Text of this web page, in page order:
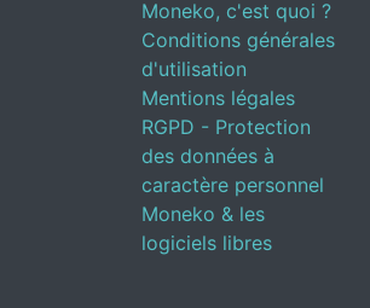
Moneko, c'est quoi ?
Conditions générales
d'utilisation
Mentions légales
RGPD - Protection
des données à
caractère personnel
Moneko & les
logiciels libres